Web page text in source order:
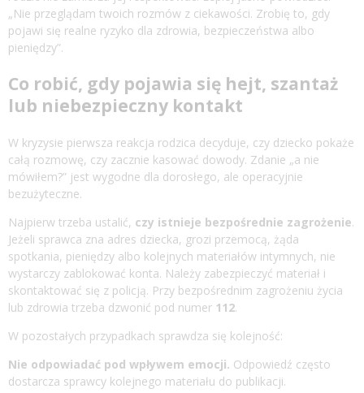
„Nie przeglądam twoich rozmów z ciekawości. Zrobię to, gdy
pojawi się realne ryzyko dla zdrowia, bezpieczeństwa albo
pieniędzy”.
Co robić, gdy pojawia się hejt, szantaż
lub niebezpieczny kontakt
W kryzysie pierwsza reakcja rodzica decyduje, czy dziecko pokaże
całą rozmowę, czy zacznie kasować dowody. Zdanie „a nie
mówiłem?” jest wygodne dla dorosłego, ale operacyjnie
bezużyteczne.
Najpierw trzeba ustalić, czy istnieje bezpośrednie zagrożenie.
Jeżeli sprawca zna adres dziecka, grozi przemocą, żąda
spotkania, pieniędzy albo kolejnych materiałów intymnych, nie
wystarczy zablokować konta. Należy zabezpieczyć materiał i
skontaktować się z policją. Przy bezpośrednim zagrożeniu życia
lub zdrowia trzeba dzwonić pod numer 112.
W pozostałych przypadkach sprawdza się kolejność:
Nie odpowiadać pod wpływem emocji. Odpowiedź często
dostarcza sprawcy kolejnego materiału do publikacji.